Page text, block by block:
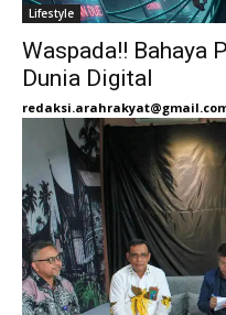
Lifestyle
Waspada!! Bahaya
Dunia Digital